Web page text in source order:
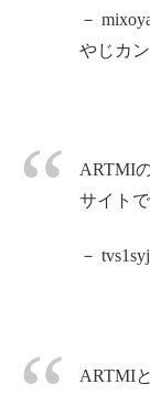
－
やじカ
ARTMI
サイト
－
ARTMI